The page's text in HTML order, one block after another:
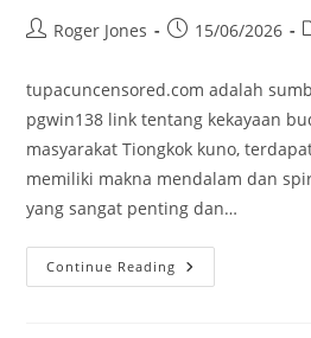
PostRoger Jones
Post15/06/2026
tupacuncensored.com adalah
pgwin138 link tentang kekayaan
masyarakat Tiongkok kuno,
memiliki makna mendalam dan
yang sangat penting dan…
Continue Reading Qinglong:
Naga